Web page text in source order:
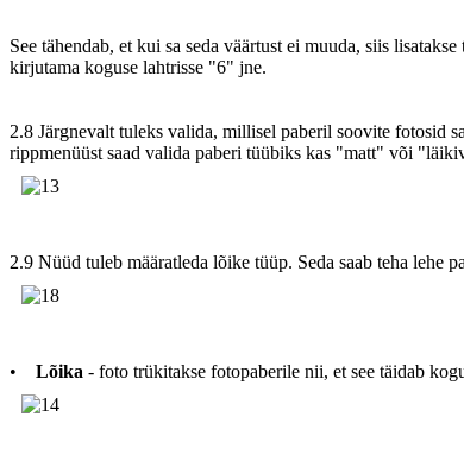
See tähendab, et kui sa seda väärtust ei muuda, siis
kirjutama koguse lahtrisse "6" jne.
2.8 Järgnevalt tuleks valida, millisel paberil soovite fotosid
rippmenüüst saad valida paberi tüübiks kas "matt" või
2.9 Nüüd tuleb määratleda lõike tüüp. Seda saab teha lehe
• Lõika - foto trükitakse fotopaberile nii, et see täidab